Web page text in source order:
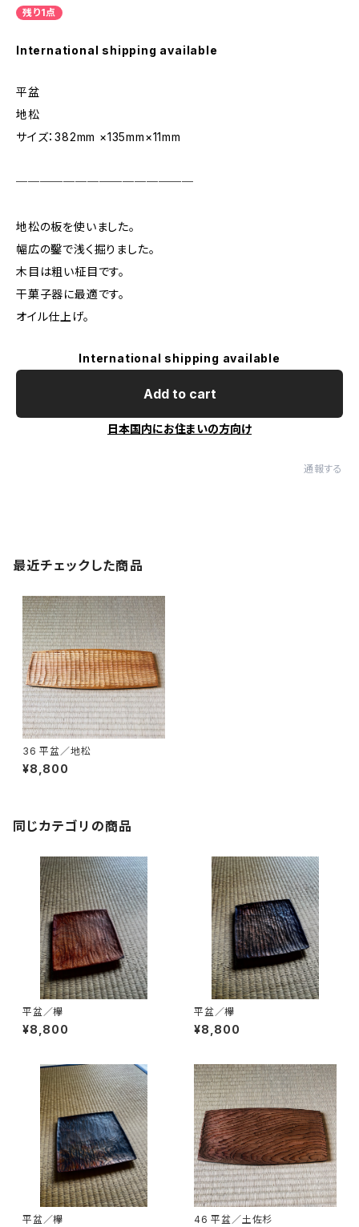
残り1点
International shipping available
平盆
地松
サイズ：382mm ×135mm×11mm
───────────────
地松の板を使いました。
幅広の鑿で浅く掘りました。
木目は粗い柾目です。
干菓子器に最適です。
オイル仕上げ。
International shipping available
Add to cart
日本国内にお住まいの方向け
通報する
最近チェックした商品
36 平盆／地松
¥8,800
同じカテゴリの商品
平盆／欅
¥8,800
平盆／欅
¥8,800
平盆／欅 46 平盆／土佐杉